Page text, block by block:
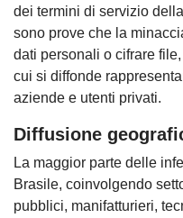
dei termini di servizio
sono prove che la
dati personali o cifrare
cui si diffonde
aziende e utenti privati.
Diffusione
La maggior parte delle
Brasile, coinvolgendo
pubblici, manifatturieri,